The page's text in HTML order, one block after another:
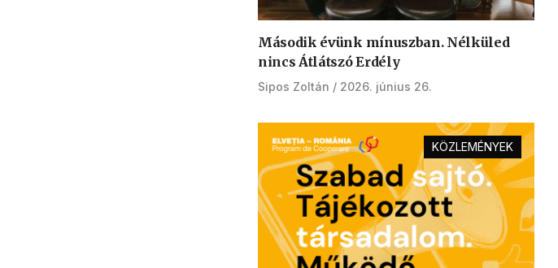
Második évünk mínuszban. Nélküled
nincs Átlátszó Erdély
Sipos Zoltán 2026. június 26.
KÖZLEMÉNYEK